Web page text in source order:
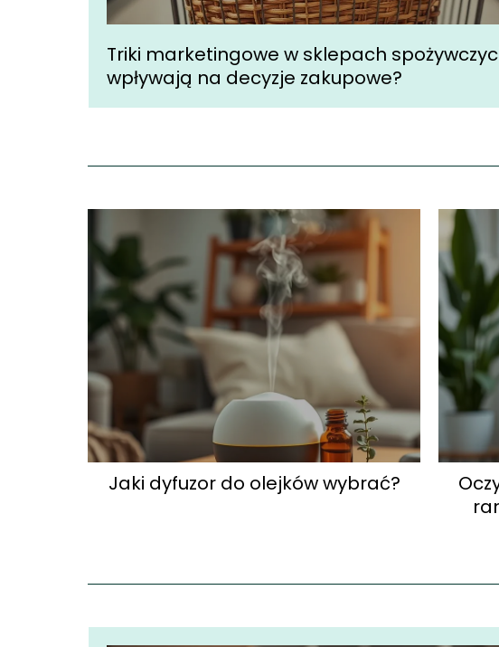
Triki marketingowe w sklepach
wpływają na decyzje zakupowe?
Jaki dyfuzor do olejków wybrać?